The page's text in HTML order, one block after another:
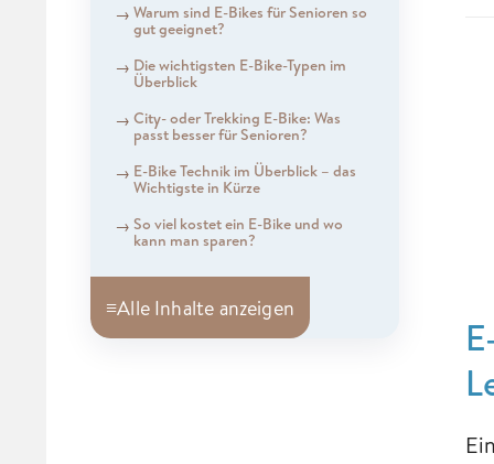
Warum sind E-Bikes für Senioren so
gut geeignet?
Die wichtigsten E-Bike-Typen im
Überblick
City- oder Trekking E-Bike: Was
passt besser für Senioren?
E-Bike Technik im Überblick – das
Wichtigste in Kürze
So viel kostet ein E-Bike und wo
kann man sparen?
≡Alle Inhalte anzeigen